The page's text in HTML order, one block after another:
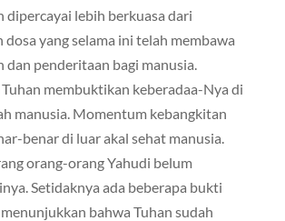
dipercayai lebih berkuasa dari
dosa yang selama ini telah membawa
dan penderitaan bagi manusia.
membuktikan keberadaa-Nya di
manusia. Momentum kebangkitan
benar di luar akal sehat manusia.
orang-orang Yahudi belum
Setidaknya ada beberapa bukti
bahwa Tuhan sudah